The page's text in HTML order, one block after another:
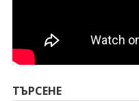
ТЪРСЕНЕ